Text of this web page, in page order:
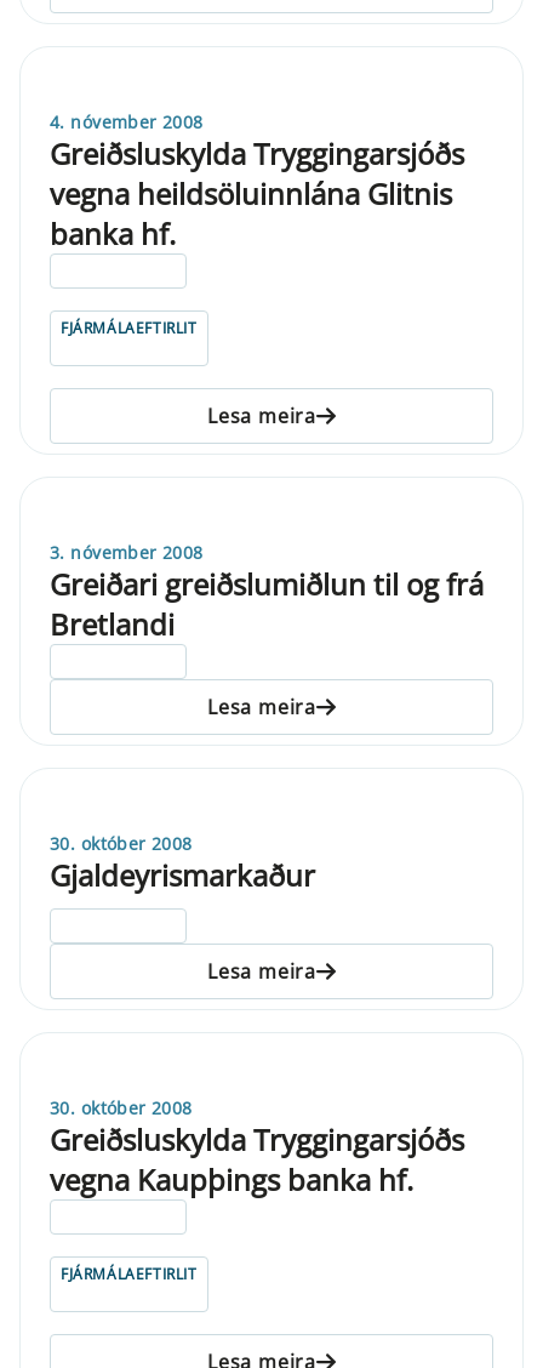
4. nóvember 2008
Greiðsluskylda Tryggingarsjóðs
vegna heildsöluinnlána Glitnis
banka hf.
FJÁRMÁLAEFTIRLIT
Lesa meira
3. nóvember 2008
Greiðari greiðslumiðlun til og frá
Bretlandi
Lesa meira
30. október 2008
Gjaldeyrismarkaður
Lesa meira
30. október 2008
Greiðsluskylda Tryggingarsjóðs
vegna Kaupþings banka hf.
FJÁRMÁLAEFTIRLIT
Lesa meira